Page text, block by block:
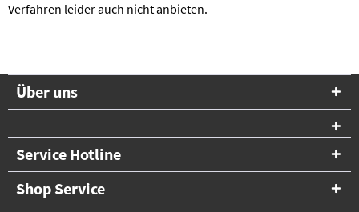
Verfahren leider auch nicht anbieten.
Über uns
Service Hotline
Shop Service